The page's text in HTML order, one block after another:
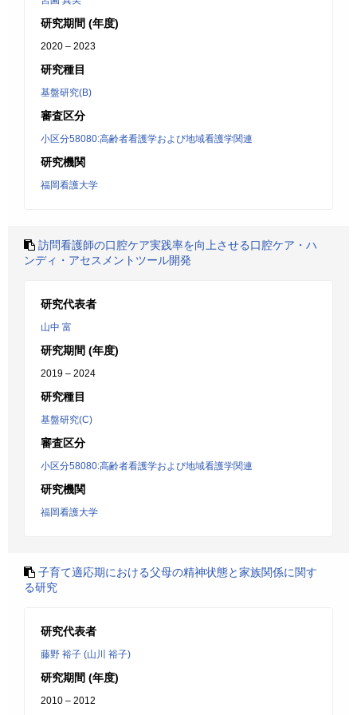
研究期間 (年度)
2020 – 2023
研究種目
基盤研究(B)
審査区分
小区分58080:高齢者看護学および地域看護学関連
研究機関
福岡看護大学
訪問看護師の口腔ケア実践率を向上させる口腔ケア・ハ
ンディ・アセスメントツール開発
研究代表者
山中 富
研究期間 (年度)
2019 – 2024
研究種目
基盤研究(C)
審査区分
小区分58080:高齢者看護学および地域看護学関連
研究機関
福岡看護大学
子育て適応期における父母の精神状態と家族関係に関す
る研究
研究代表者
藤野 裕子 (山川 裕子)
研究期間 (年度)
2010 – 2012